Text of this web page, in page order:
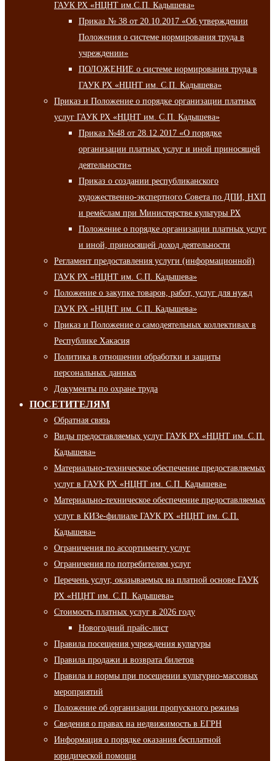
ГАУК РХ «НЦНТ им.С.П. Кадышева»
Приказ № 38 от 20.10.2017 «Об утверждении
Положения о системе нормирования труда в
учреждении»
ПОЛОЖЕНИЕ о системе нормирования труда в
ГАУК РХ «НЦНТ им. С.П. Кадышева»
Приказ и Положение о порядке организации платных
услуг ГАУК РХ «НЦНТ им. С.П. Кадышева»
Приказ №48 от 28.12.2017 «О порядке
организации платных услуг и иной приносящей
деятельности»
Приказ о создании республиканского
художественно-экспертного Совета по ДПИ, НХП
и ремёслам при Министерстве культуры РХ
Положение о порядке организации платных услуг
и иной, приносящей доход деятельности
Регламент предоставления услуги (информационной)
ГАУК РХ «НЦНТ им. С.П. Кадышева»
Положение о закупке товаров, работ, услуг для нужд
ГАУК РХ «НЦНТ им. С.П. Кадышева»
Приказ и Положение о самодеятельных коллективах в
Республике Хакасия
Политика в отношении обработки и защиты
персональных данных
Документы по охране труда
ПОСЕТИТЕЛЯМ
Обратная связь
Виды предоставляемых услуг ГАУК РХ «НЦНТ им. С.П.
Кадышева»
Материально-техническое обеспечение предоставляемых
услуг в ГАУК РХ «НЦНТ им. С.П. Кадышева»
Материально-техническое обеспечение предоставляемых
услуг в КИЗе-филиале ГАУК РХ «НЦНТ им. С.П.
Кадышева»
Ограничения по ассортименту услуг
Ограничения по потребителям услуг
Перечень услуг, оказываемых на платной основе ГАУК
РХ «НЦНТ им. С.П. Кадышева»
Стоимость платных услуг в 2026 году
Новогодний прайс-лист
Правила посещения учреждения культуры
Правила продажи и возврата билетов
Правила и нормы при посещении культурно-массовых
мероприятий
Положение об организации пропускного режима
Сведения о правах на недвижимость в ЕГРН
Информация о порядке оказания бесплатной
юридической помощи